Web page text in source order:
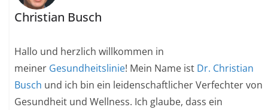
Christian Busch
Hallo und herzlich willkommen in
meiner Gesundheitslinie! Mein Name ist Dr. Christian
Busch und ich bin ein leidenschaftlicher Verfechter von
Gesundheit und Wellness. Ich glaube, dass ein